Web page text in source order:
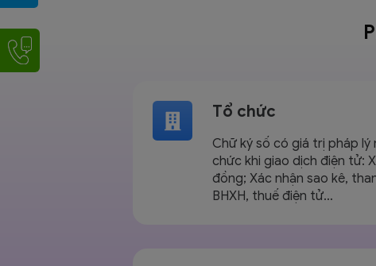
Tổ chức
Chữ ký số có giá trị pháp
chức khi giao dịch điện tử:
đồng; Xác nhận sao kê,
BHXH, thuế điện tử…